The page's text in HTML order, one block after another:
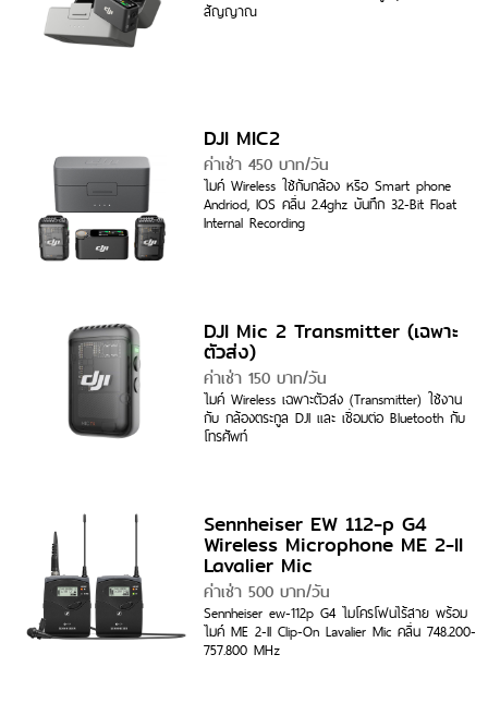
สัญญาณ
DJI MIC2
ค่าเช่า 450 บาท/วัน
ไมค์ Wireless ใช้กับกล้อง หรือ Smart phone
Andriod, IOS คลื่น 2.4ghz บันทึก 32-Bit Float
Internal Recording
DJI Mic 2 Transmitter (เฉพาะ
ตัวส่ง)
ค่าเช่า 150 บาท/วัน
ไมค์ Wireless เฉพาะตัวส่ง (Transmitter) ใช้งาน
กับ กล้องตระกูล DJI และ เชื่อมต่อ Bluetooth กับ
โทรศัพท์
Sennheiser EW 112-p G4
Wireless Microphone ME 2-II
Lavalier Mic
ค่าเช่า 500 บาท/วัน
Sennheiser ew-112p G4 ไมโครโฟนไร้สาย พร้อม
ไมค์ ME 2-II Clip-On Lavalier Mic คลื่น 748.200-
757.800 MHz